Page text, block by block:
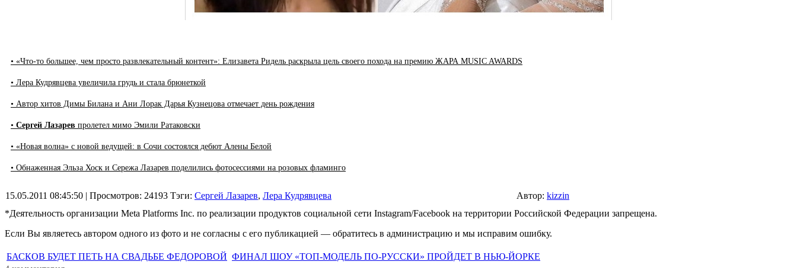
• «Что-то большее, чем просто развлекательный контент»: Елизавета Ридель раскрыла цель своего похода на премию ЖАРА MUSIC AWARDS
• Лера Кудрявцева увеличила грудь и стала брюнеткой
• Автор хитов Димы Билана и Ани Лорак Дарья Кузнецова отмечает день рождения
• Сергей Лазарев пролетел мимо Эмили Ратаковски
• «Новая волна» с новой ведущей: в Сочи состоялся дебют Алены Белой
• Обнаженная Эльза Хоск и Сережа Лазарев поделились фотосессиями на розовых фламинго
15.05.2011 08:45:50 | Просмотров: 24193 Тэги: Сергей Лазарев, Лера Кудрявцева Автор: kizzin
*Деятельность организации Meta Platforms Inc. по реализации продуктов социальной сети Instagram/Facebook на территории Российской Федерации запрещена.
Если Вы являетесь автором одного из фото и не согласны с его публикацией — обратитесь в администрацию и мы исправим ошибку.
БАСКОВ БУДЕТ ПЕТЬ НА СВАДЬБЕ ФЕДОРОВОЙ ФИНАЛ ШОУ «ТОП-МОДЕЛЬ ПО-РУССКИ» ПРОЙДЕТ В НЬЮ-ЙОРКЕ